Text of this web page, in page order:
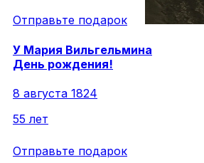
Отправьте подарок
У Мария Вильгельмина
День рождения!
8 августа 1824
55 лет
Отправьте подарок